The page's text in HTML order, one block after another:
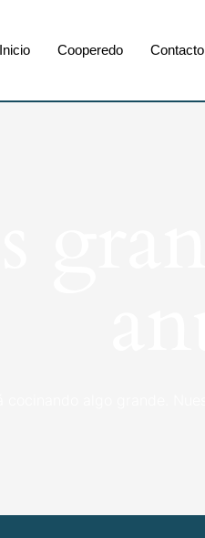
Inicio Cooperedo Contacto